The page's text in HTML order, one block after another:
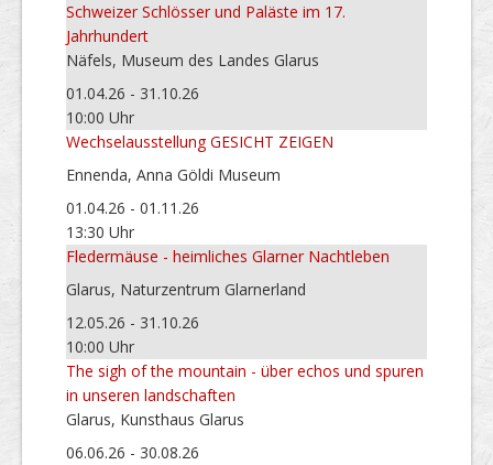
Schweizer Schlösser und Paläste im 17.
Jahrhundert
Näfels, Museum des Landes Glarus
01.04.26 - 31.10.26
10:00 Uhr
Wechselausstellung GESICHT ZEIGEN
Ennenda, Anna Göldi Museum
01.04.26 - 01.11.26
13:30 Uhr
Fledermäuse - heimliches Glarner Nachtleben
Glarus, Naturzentrum Glarnerland
12.05.26 - 31.10.26
10:00 Uhr
The sigh of the mountain - über echos und spuren
in unseren landschaften
Glarus, Kunsthaus Glarus
06.06.26 - 30.08.26